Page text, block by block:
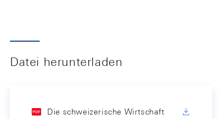
Datei herunterladen
Die schweizerische Wirtschaft